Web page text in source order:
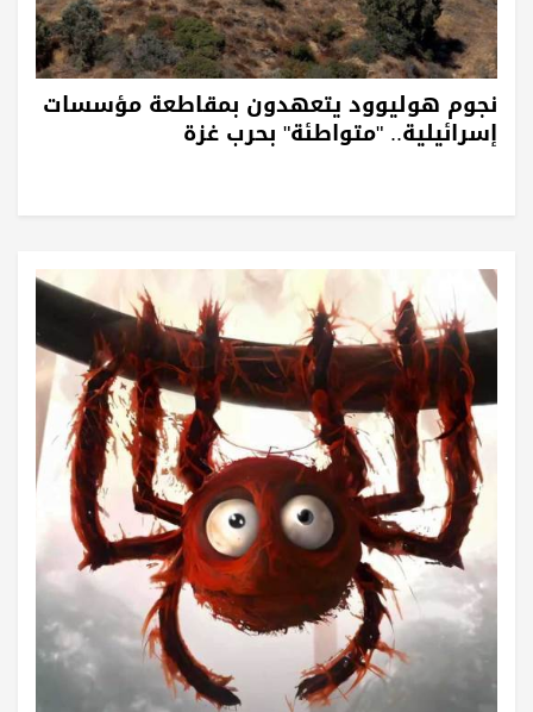
نجوم هوليوود يتعهدون بمقاطعة مؤسسات
إسرائيلية.. "متواطئة" بحرب غزة